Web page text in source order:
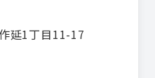
延1丁目11-17